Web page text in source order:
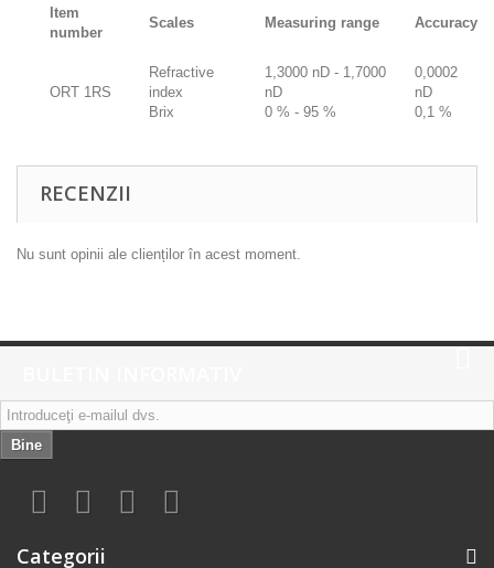
Item
number
Scales Measuring range Accuracy
ORT 1RS
Refractive
index
Brix
1,3000 nD - 1,7000
nD
0 % - 95 %
0,0002
nD
0,1 %
RECENZII
Nu sunt opinii ale clienților în acest moment.
Bine
Categorii